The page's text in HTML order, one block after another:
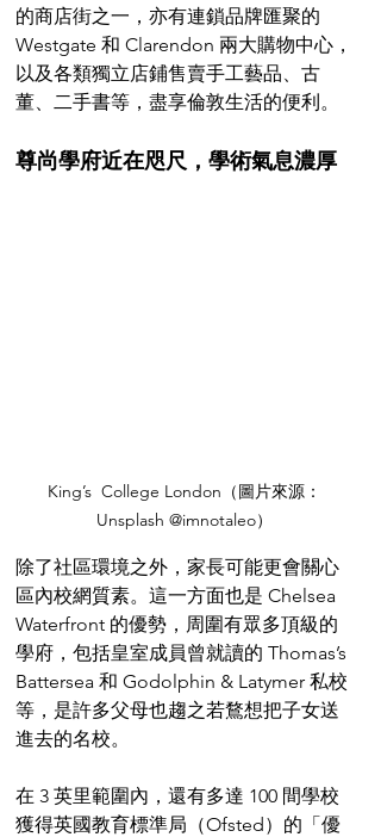
的商店街之一，亦有連鎖品牌匯聚的
Westgate 和 Clarendon 兩大購物中心，
以及各類獨立店鋪售賣手工藝品、古
董、二手書等，盡享倫敦生活的便利。
尊尚學府近在咫尺，學術氣息濃厚
King’s  College London（圖片來源：
Unsplash @imnotaleo）
除了社區環境之外，家長可能更會關心
區內校網質素。這一方面也是 Chelsea
Waterfront 的優勢，周圍有眾多頂級的
學府，包括皇室成員曾就讀的 Thomas’s
Battersea 和 Godolphin & Latymer 私校
等，是許多父母也趨之若鶩想把子女送
進去的名校。
在 3 英里範圍內，還有多達 100 間學校
獲得英國教育標準局（Ofsted）的「優